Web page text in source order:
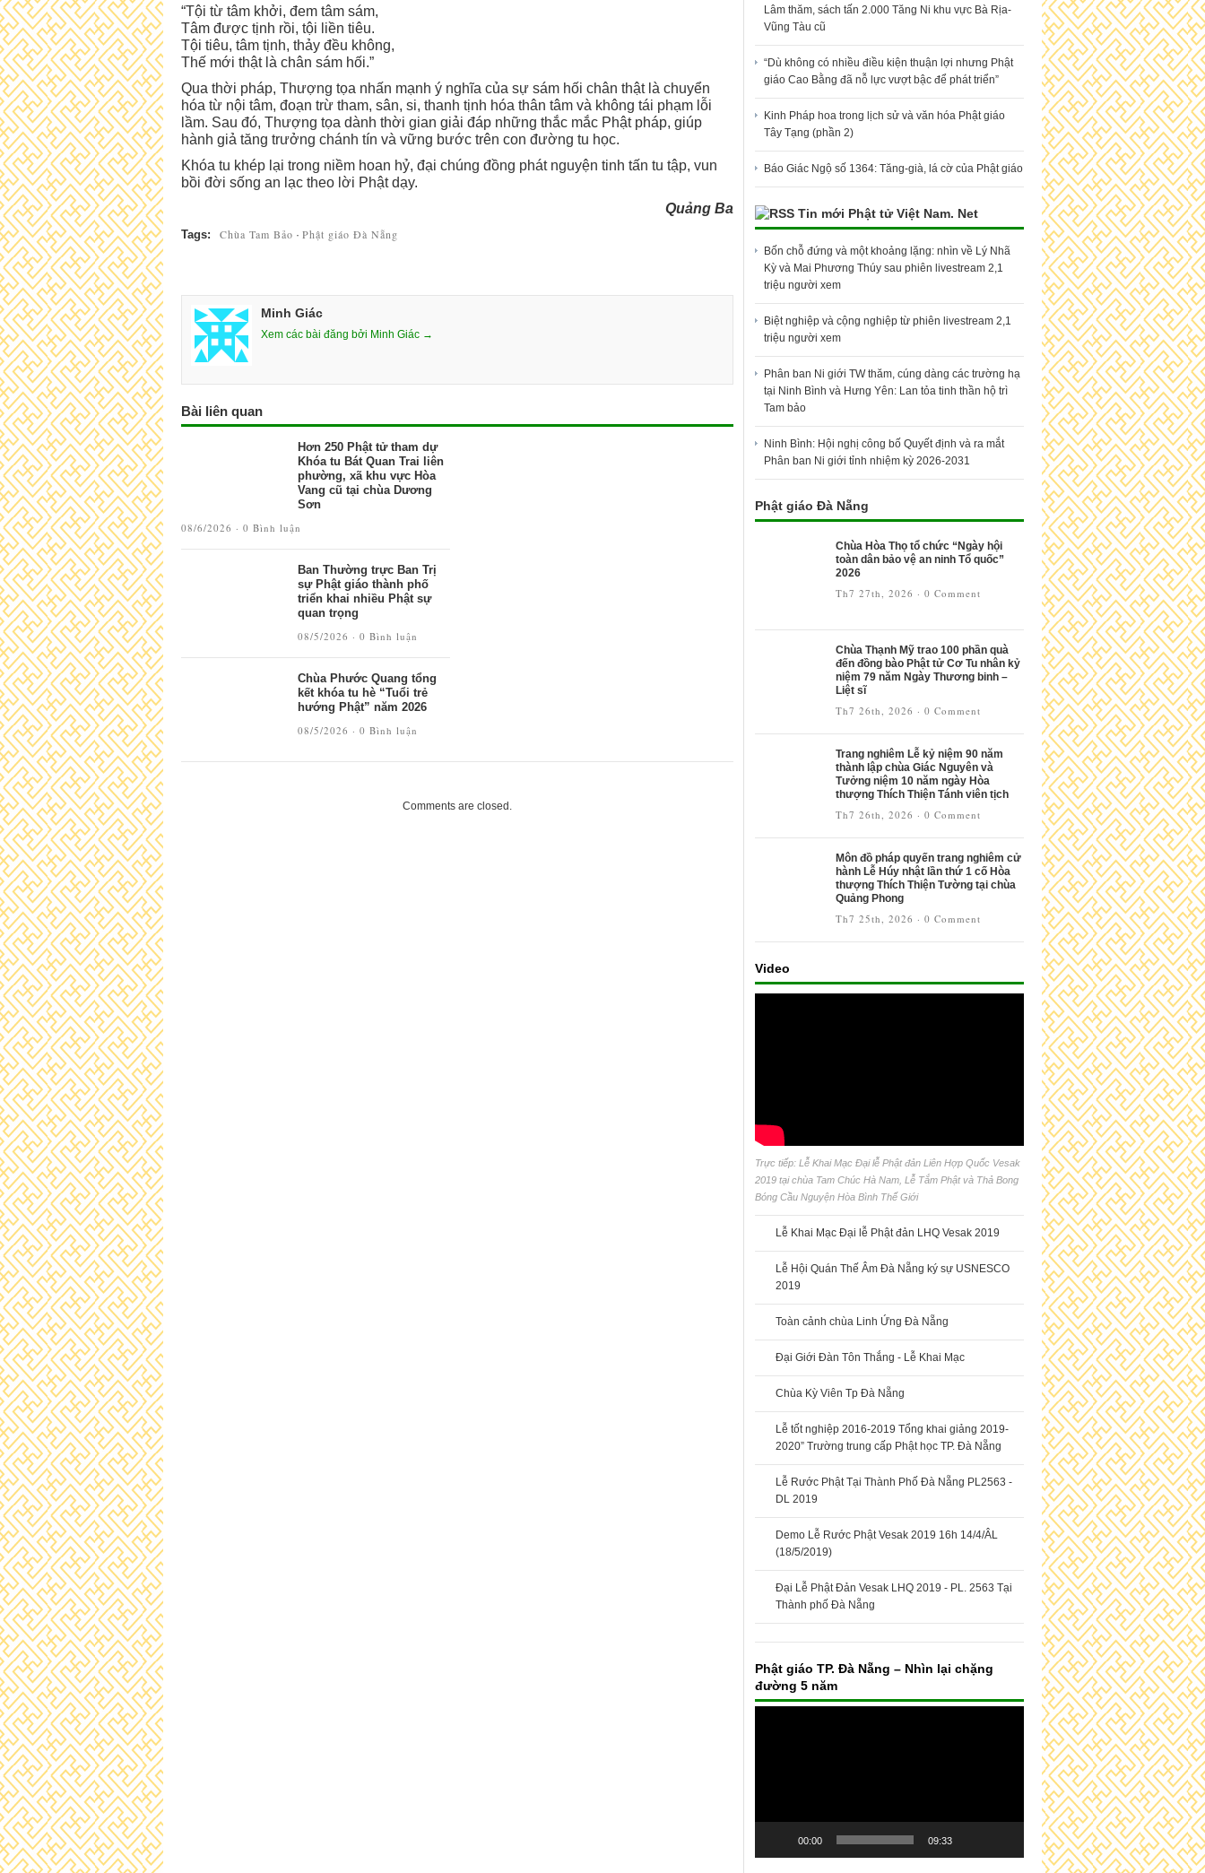
“Tội từ tâm khởi, đem tâm sám,
Tâm được tịnh rồi, tội liền tiêu.
Tội tiêu, tâm tịnh, thảy đều không,
Thế mới thật là chân sám hối.”
Qua thời pháp, Thượng tọa nhấn mạnh ý nghĩa của sự sám hối chân thật là chuyển
hóa từ nội tâm, đoạn trừ tham, sân, si, thanh tịnh hóa thân tâm và không tái phạm lỗi
lầm. Sau đó, Thượng tọa dành thời gian giải đáp những thắc mắc Phật pháp, giúp
hành giả tăng trưởng chánh tín và vững bước trên con đường tu học.
Khóa tu khép lại trong niềm hoan hỷ, đại chúng đồng phát nguyện tinh tấn tu tập, vun
bồi đời sống an lạc theo lời Phật dạy.
Quảng Ba
Tags: Chùa Tam Bảo · Phật giáo Đà Nẵng
Minh Giác
Xem các bài đăng bởi Minh Giác →
Bài liên quan
Hơn 250 Phật tử tham dự
Khóa tu Bát Quan Trai liên
phường, xã khu vực Hòa
Vang cũ tại chùa Dương
Sơn
08/6/2026 · 0 Bình luận
Ban Thường trực Ban Trị
sự Phật giáo thành phố
triển khai nhiều Phật sự
quan trọng
08/5/2026 · 0 Bình luận
Chùa Phước Quang tổng
kết khóa tu hè “Tuổi trẻ
hướng Phật” năm 2026
08/5/2026 · 0 Bình luận
Comments are closed.
Lâm thăm, sách tấn 2.000 Tăng Ni khu vực Bà Rịa-
Vũng Tàu cũ
“Dù không có nhiều điều kiện thuận lợi nhưng Phật
giáo Cao Bằng đã nỗ lực vượt bậc để phát triển”
Kinh Pháp hoa trong lịch sử và văn hóa Phật giáo
Tây Tạng (phần 2)
Báo Giác Ngộ số 1364: Tăng-già, lá cờ của Phật giáo
Tin mới Phật tử Việt Nam. Net
Bốn chỗ đứng và một khoảng lặng: nhìn về Lý Nhã
Kỳ và Mai Phương Thúy sau phiên livestream 2,1
triệu người xem
Biệt nghiệp và cộng nghiệp từ phiên livestream 2,1
triệu người xem
Phân ban Ni giới TW thăm, cúng dàng các trường hạ
tại Ninh Bình và Hưng Yên: Lan tỏa tinh thần hộ trì
Tam bảo
Ninh Bình: Hội nghị công bố Quyết định và ra mắt
Phân ban Ni giới tỉnh nhiệm kỳ 2026-2031
Phật giáo Đà Nẵng
Chùa Hòa Thọ tổ chức “Ngày hội
toàn dân bảo vệ an ninh Tổ quốc”
2026
Th7 27th, 2026 · 0 Comment
Chùa Thạnh Mỹ trao 100 phần quà
đến đồng bào Phật tử Cơ Tu nhân kỷ
niệm 79 năm Ngày Thương binh –
Liệt sĩ
Th7 26th, 2026 · 0 Comment
Trang nghiêm Lễ kỷ niệm 90 năm
thành lập chùa Giác Nguyên và
Tưởng niệm 10 năm ngày Hòa
thượng Thích Thiện Tánh viên tịch
Th7 26th, 2026 · 0 Comment
Môn đồ pháp quyến trang nghiêm cử
hành Lễ Húy nhật lần thứ 1 cố Hòa
thượng Thích Thiện Tường tại chùa
Quảng Phong
Th7 25th, 2026 · 0 Comment
Video
Trực tiếp: Lễ Khai Mạc Đại lễ Phật đản Liên Hợp Quốc Vesak
2019 tại chùa Tam Chúc Hà Nam, Lễ Tắm Phật và Thả Bong
Bóng Cầu Nguyện Hòa Bình Thế Giới
Lễ Khai Mạc Đại lễ Phật đản LHQ Vesak 2019
Lễ Hội Quán Thế Âm Đà Nẵng ký sự USNESCO
2019
Toàn cảnh chùa Linh Ứng Đà Nẵng
Đại Giới Đàn Tôn Thắng - Lễ Khai Mạc
Chùa Kỳ Viên Tp Đà Nẵng
Lễ tốt nghiệp 2016-2019 Tổng khai giảng 2019-
2020” Trường trung cấp Phật học TP. Đà Nẵng
Lễ Rước Phật Tại Thành Phố Đà Nẵng PL2563 -
DL 2019
Demo Lễ Rước Phật Vesak 2019 16h 14/4/ÂL
(18/5/2019)
Đại Lễ Phật Đản Vesak LHQ 2019 - PL. 2563 Tại
Thành phố Đà Nẵng
Phật giáo TP. Đà Nẵng – Nhìn lại chặng
đường 5 năm
00:00 09:33